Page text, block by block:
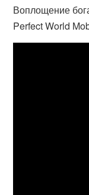
Воплощение
Perfect World